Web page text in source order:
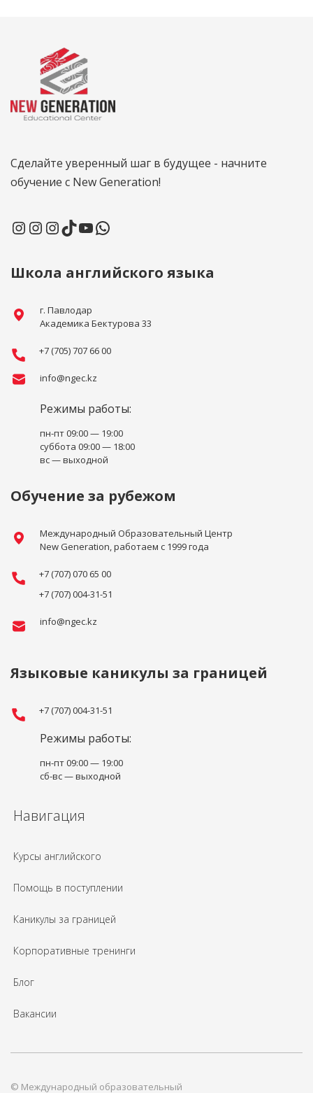
Сделайте уверенный шаг в будущее - начните
обучение с New Generation!
Школа английского языка
г. Павлодар
Академика Бектурова 33
+7 (705) 707 66 00
info@ngec.kz
Режимы работы:
пн-пт 09:00 — 19:00
суббота 09:00 — 18:00
вс — выходной
Обучение за рубежом
Международный Образовательный Центр
New Generation, работаем с 1999 года
+7 (707) 070 65 00
+7 (707) 004-31-51
info@ngec.kz
Языковые каникулы за границей
+7 (707) 004-31-51
Режимы работы:
пн-пт 09:00 — 19:00
сб-вс — выходной
Навигация
Курсы английского
Помощь в поступлении
Каникулы за границей
Корпоративные тренинги
Блог
Вакансии
© Международный образовательный